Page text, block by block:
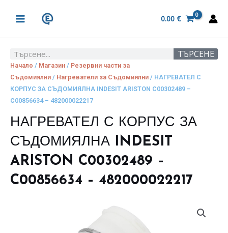
MENU
0.00 €
Search ТЪРСЕНЕ
Начало / Магазин / Резервни части за
Съдомиялни / Нагреватели за Съдомиялни / НАГРЕВАТЕЛ С
КОРПУС ЗА СЪДОМИЯЛНА INDESIT ARISTON C00302489 –
C00856634 – 482000022217
НАГРЕВАТЕЛ С КОРПУС ЗА
СЪДОМИЯЛНА INDESIT
ARISTON C00302489 –
C00856634 – 482000022217